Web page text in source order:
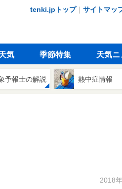
tenki.jpトップ｜ サイトマッ
気 季節特集 天気ニ
予報士の解説 熱中症情報
2018